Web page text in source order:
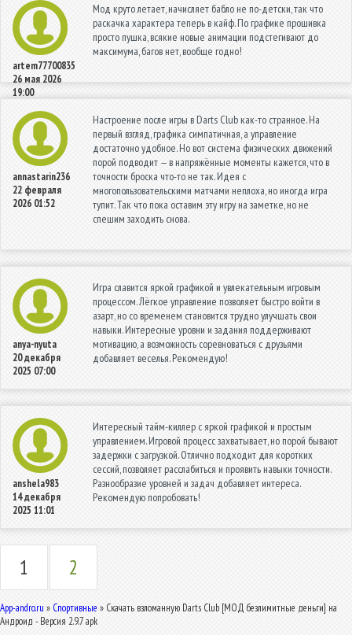
artem77700835
26 мая 2026
19:00
Мод круто летает, начисляет бабло️ не по-детски, так что
раскачка характера теперь в кайф. По графике прошивка
просто пушка, всякие новые анимации подстегивают до
максимума, багов нет, вообще годно!
annastarin236
22 февраля
2026 01:52
Настроение после игры в Darts Club как-то странное. На
первый взгляд, графика симпатичная, а управление
достаточно удобное. Но вот система физических движений
порой подводит — в напряжённые моменты кажется, что в
точности броска что-то не так. Идея с
многопользовательскими матчами неплоха, но иногда игра
тупит. Так что пока оставим эту игру на заметке, но не
спешим заходить снова.
anya-nyuta
20 декабря
2025 07:00
Игра славится яркой графикой и увлекательным игровым
процессом. Лёгкое управление позволяет быстро войти в
азарт, но со временем становится трудно улучшать свои
навыки. Интересные уровни и задания поддерживают
мотивацию, а возможность соревноваться с друзьями
добавляет веселья. Рекомендую!
anshela983
14 декабря
2025 11:01
Интересный тайм-киллер с яркой графикой и простым
управлением. Игровой процесс захватывает, но порой бывают
задержки с загрузкой. Отлично подходит для коротких
сессий, позволяет расслабиться и проявить навыки точности.
Разнообразие уровней и задач добавляет интереса.
Рекомендую попробовать!
1 2
App-andro.ru » Спортивные » Скачать взломанную Darts Club [МОД безлимитные деньги] на
Андроид - Версия 2.9.7 apk